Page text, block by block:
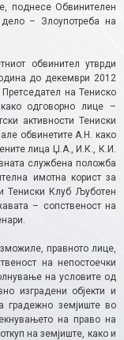
поднесе Oбвинителен
– Злоупотреба на
обвинител утврди
до декември 2012
на Тениско
одговорно лице –
активности Тениски
обвинетите А.Н. како
лица Џ.А., И.К., К.И.
службена положба
имотна корист за
Тениски Клуб Љуботен
– сопственост на
правното лице,
на непостоечки
на условите од
изградени објекти и
градежно земјиште во
на право на
на земјиште, како и